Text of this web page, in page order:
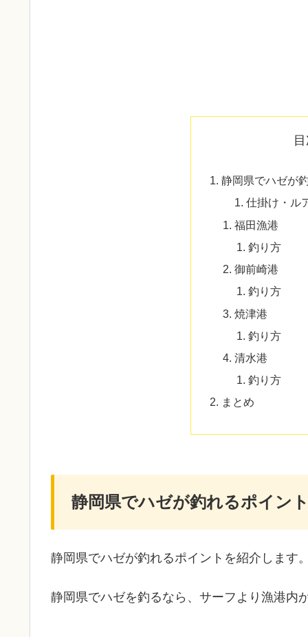
静岡県でハゼが
仕掛け・ル
福田漁港
釣り方
御前崎港
釣り方
焼津港
釣り方
清水港
釣り方
まとめ
静岡県でハゼが釣れるポイン
静岡県でハゼが釣れるポイントを紹介します
静岡県でハゼを釣るなら、サーフより漁港内